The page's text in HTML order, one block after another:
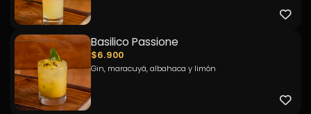
Basilico Passione
$6.900
Gin, maracuyá, albahaca y limón